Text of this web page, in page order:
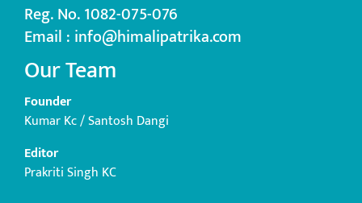
Reg. No. 1082-075-076
Email : info@himalipatrika.com
Our Team
Founder
Kumar Kc / Santosh Dangi
Editor
Prakriti Singh KC